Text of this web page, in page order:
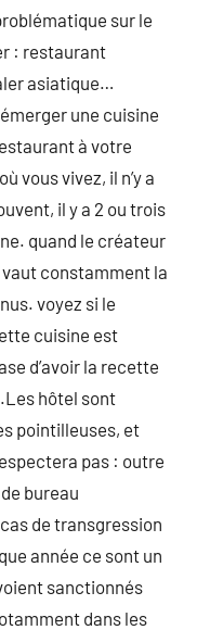
sur le
: restaurant
asiatique…
une cuisine
à votre
vous vivez, il n’y a
il y a 2 ou trois
quand le créateur
constamment la
voyez si le
cuisine est
d’avoir la recette
hôtel sont
pointilleuses, et
pas : outre
bureau
de transgression
année ce sont un
sanctionnés
dans les